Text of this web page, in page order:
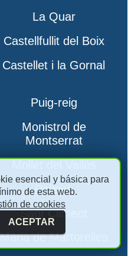
La Quar
Castellfullit del Boix
Castellet i la Gornal
Puig-reig
Monistrol de
Montserrat
Polinyà
Sant Climent
Maria de Martorelles
esencial y básica para
de esta web.
de cookies
ACEPTAR